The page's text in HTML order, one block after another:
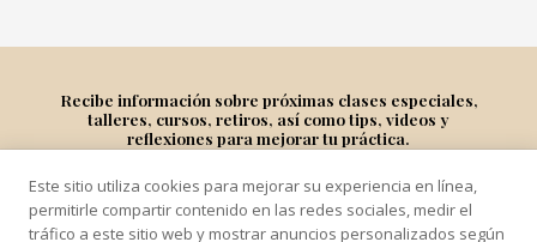
Recibe información sobre próximas clases especiales,
talleres, cursos, retiros, así como tips, videos y
reflexiones para mejorar tu práctica.
Suscríbete
Este sitio utiliza cookies para mejorar su experiencia en línea,
permitirle compartir contenido en las redes sociales, medir el
tráfico a este sitio web y mostrar anuncios personalizados según